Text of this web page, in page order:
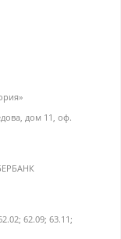
дом 11, оф.
62.09; 63.11;